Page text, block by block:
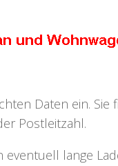
Daten ein. Sie
Postleitzahl.
lange